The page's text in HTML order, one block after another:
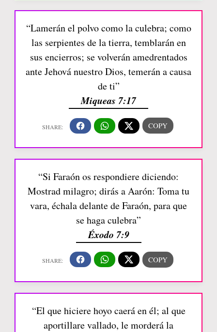
“Lamerán el polvo como la culebra; como
las serpientes de la tierra, temblarán en
sus encierros; se volverán amedrentados
ante Jehová nuestro Dios, temerán a causa
de ti”
Miqueas 7:17
“Si Faraón os respondiere diciendo:
Mostrad milagro; dirás a Aarón: Toma tu
vara, échala delante de Faraón, para que
se haga culebra”
Éxodo 7:9
“El que hiciere hoyo caerá en él; al que
aportillare vallado, le morderá la